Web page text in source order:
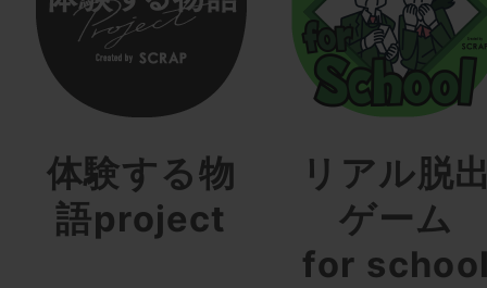
体験する物
語project
リアル脱
ゲーム
for